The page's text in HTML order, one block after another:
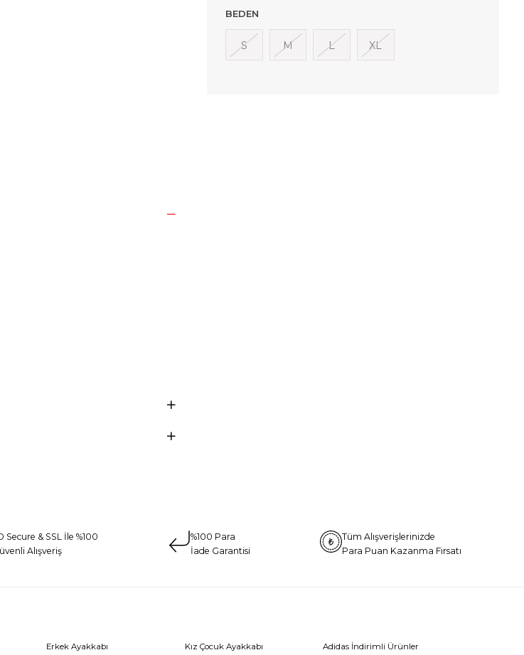
BEDEN
S M L XL
Secure & SSL İle %100
Alışveriş
%100 Para
İade Garantisi
Tüm Alışverişlerinizde
Para Puan Kazanma Fırsatı
Erkek Ayakkabı
Kız Çocuk Ayakkabı
Adidas İndirimli Ürünler